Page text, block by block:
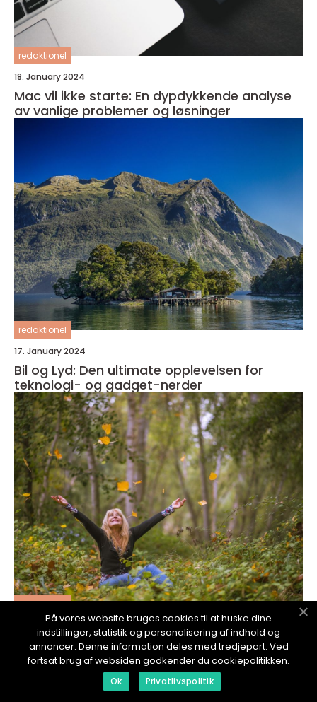
redaktionel
18. January 2024
Mac vil ikke starte: En dypdykkende analyse
av vanlige problemer og løsninger
redaktionel
17. January 2024
Bil og Lyd: Den ultimate opplevelsen for
teknologi- og gadget-nerder
redaktionel
17. January 2024
Dårlig Lyd på iPhone: En Dybdegående
Oversikt
På vores website bruges cookies til at huske dine
indstillinger, statistik og personalisering af indhold og
annoncer. Denne information deles med tredjepart. Ved
fortsat brug af websiden godkender du cookiepolitikken.
Ok Privatlivspolitik